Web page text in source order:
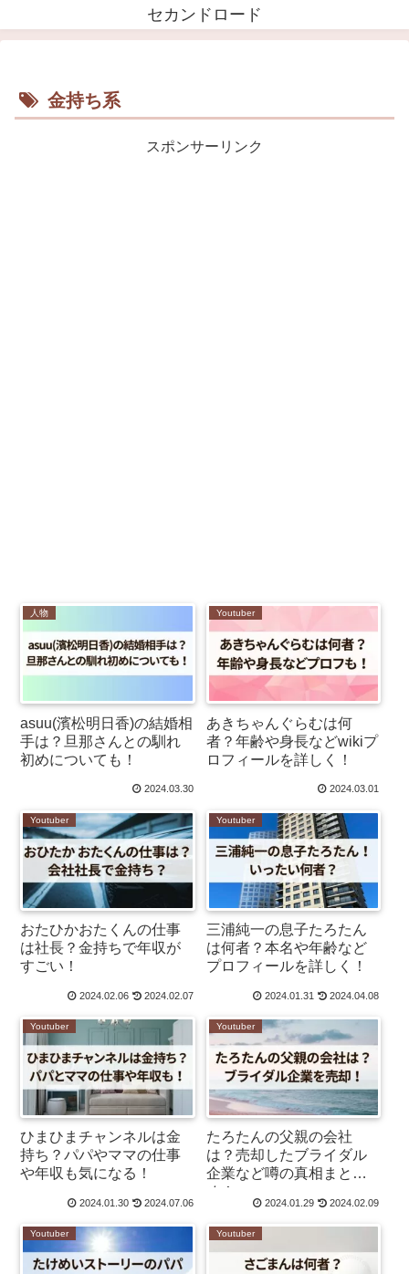
セカンドロード
金持ち系
スポンサーリンク
人物
asuu(濱松明日香)の結婚相
手は？旦那さんとの馴れ
初めについても！
2024.03.30
Youtuber
あきちゃんぐらむは何
者？年齢や身長などwikiプ
ロフィールを詳しく！
2024.03.01
Youtuber
おたひかおたくんの仕事
は社長？金持ちで年収が
すごい！
2024.02.06 2024.02.07
Youtuber
三浦純一の息子たろたん
は何者？本名や年齢など
プロフィールを詳しく！
2024.01.31 2024.04.08
Youtuber
ひまひまチャンネルは金
持ち？パパやママの仕事
や年収も気になる！
2024.01.30 2024.07.06
Youtuber
たろたんの父親の会社
は？売却したブライダル
企業など噂の真相まと
め！
2024.01.29 2024.02.09
Youtuber Youtuber